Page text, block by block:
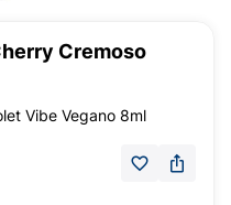
Cremoso
Vibe Vegano 8ml